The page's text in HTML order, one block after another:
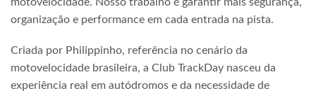
motovelocidade. Nosso trabalho é garantir mais segurança,
organização e performance em cada entrada na pista.
Criada por Philippinho, referência no cenário da
motovelocidade brasileira, a Club TrackDay nasceu da
experiência real em autódromos e da necessidade de